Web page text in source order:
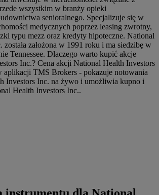
wszystkim w branży opieki
senioralnego. Specjalizuje się w
medycznych poprzez leasing zwrotny,
typu mezz oraz kredyty hipoteczne. National
założona w 1991 roku i ma siedzibę w
Tennessee. Dlaczego warto kupić akcje
Inc.? Cena akcji National Health Investors
aplikacji TMS Brokers - pokazuje notowania
Investors Inc. na żywo i umożliwia kupno i
Health Investors Inc..